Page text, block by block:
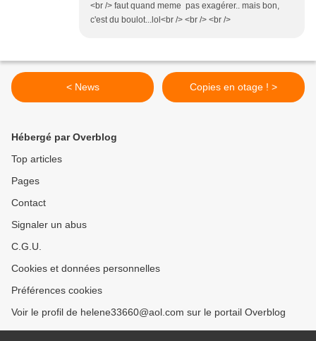
<br /> faut quand meme pas exagérer.. mais bon,
c'est du boulot...lol<br /> <br /> <br />
< News Copies en otage ! >
Hébergé par Overblog
Top articles
Pages
Contact
Signaler un abus
C.G.U.
Cookies et données personnelles
Préférences cookies
Voir le profil de helene33660@aol.com sur le portail Overblog